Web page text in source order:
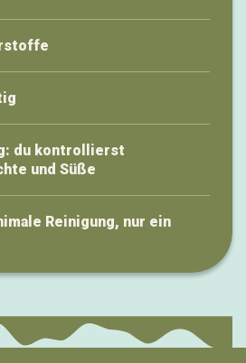
du kontrollierst
und Süße
Reinigung, nur ein